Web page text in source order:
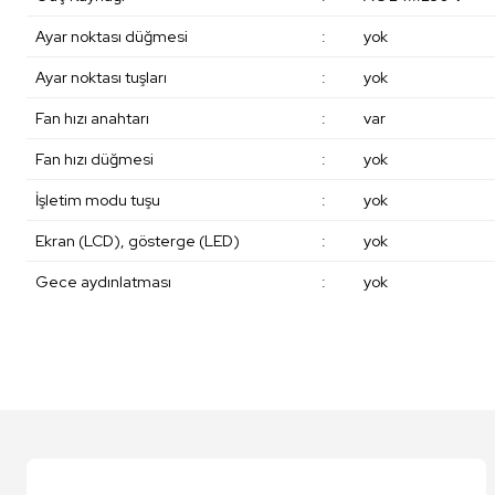
Ayar noktası düğmesi : yok
Ayar noktası tuşları : yok
Fan hızı anahtarı : var
Fan hızı düğmesi : yok
İşletim modu tuşu : yok
Ekran (LCD), gösterge (LED) : yok
Gece aydınlatması : yok